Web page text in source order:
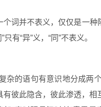
词并不表义，仅仅是一种
有“异”义，“同”不表义。
杂的语句有意识地分成两
彼此隐含，彼此渗透，相